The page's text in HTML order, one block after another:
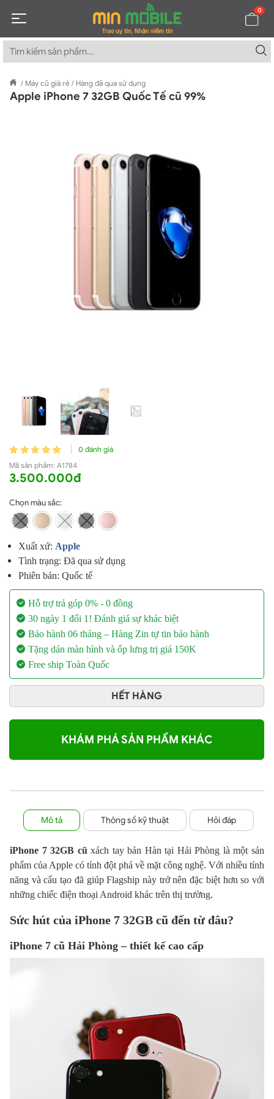
0
/ Máy cũ giá rẻ / Hàng đã qua sử dụng
Apple iPhone 7 32GB Quốc Tế cũ 99%
0 đánh giá
Mã sản phẩm: A1784
3.500.000đ
Chọn màu sắc:
Xuất xứ: Apple
Tình trạng: Đã qua sử dụng
Phiên bản: Quốc tế
Hỗ trợ trả góp 0% - 0 đồng
30 ngày 1 đổi 1! Đánh giá sự khác biệt
Bảo hành 06 tháng – Hàng Zin tự tin bảo hành
Tặng dán màn hình và ốp lưng trị giá 150K
Free ship Toàn Quốc
HẾT HÀNG
KHÁM PHÁ SẢN PHẨM KHÁC
Mô tả Thông số kỹ thuật Hỏi đáp
iPhone 7 32GB cũxách tay bản Hàn tại Hải Phòng là một sản
phẩm của Apple có tính đột phá về mặt công nghệ. Với nhiều tính
năng và cấu tạo đã giúp Flagship này trở nên đặc biệt hơn so với
những chiếc điện thoại Android khác trên thị trường.
Sức hút của iPhone 7 32GB cũ đến từ đâu?
iPhone 7 cũ Hải Phòng – thiết kế cao cấp